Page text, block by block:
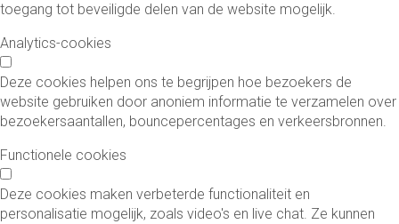
toegang tot beveiligde delen van de website mogelijk.
Analytics-cookies
Deze cookies helpen ons te begrijpen hoe bezoekers de
website gebruiken door anoniem informatie te verzamelen over
bezoekersaantallen, bouncepercentages en verkeersbronnen.
Functionele cookies
Deze cookies maken verbeterde functionaliteit en
personalisatie mogelijk, zoals video's en live chat. Ze kunnen